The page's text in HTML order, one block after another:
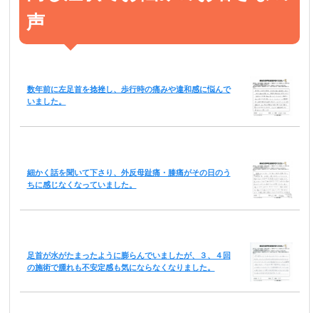
声
数年前に左足首を捻挫し、歩行時の痛みや違和感に悩んで
いました。
細かく話を聞いて下さり、外反母趾痛・膝痛がその日のう
ちに感じなくなっていました。
足首が水がたまったように膨らんでいましたが、３、４回
の施術で腫れも不安定感も気にならなくなりました。